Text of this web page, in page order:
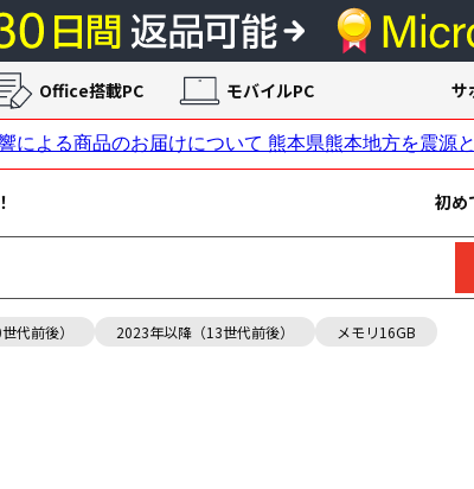
初め
代前後） 2023年以降（13世代前後） メモリ16GB
Office搭載PC モバイルPC サ